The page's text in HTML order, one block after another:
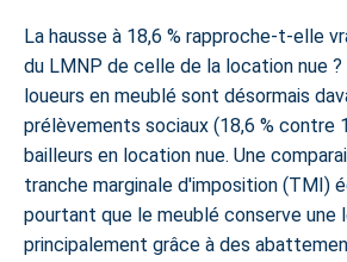
La hausse à 18,6 % rapproche-t-elle
du LMNP de celle de la location nue ?
loueurs en meublé sont désormais
prélèvements sociaux (18,6 % contre
bailleurs en location nue. Une
tranche marginale d'imposition (TMI)
pourtant que le meublé conserve une
principalement grâce à des